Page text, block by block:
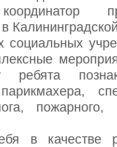
в
социальных
в качестве